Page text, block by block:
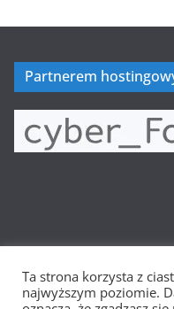
Partnerem
Prawa autorskie © 2026
Ta strona korzysta z
najwyższym poziomie.